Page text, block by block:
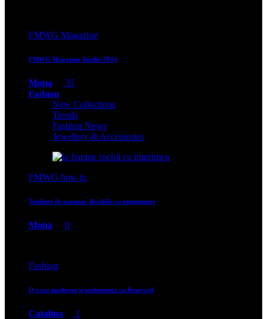
FMWG Magazine
FMWG Magazine Aprilie 2014
Mona 35
Fashion
New Collections
Trends
Fashion News
Jewellery & Accessories
FMWG how to
Tendinte de toamna: Rochiile cu imprimeuri
Mona 0
Fashion
O vara moderna si neobisnuita cu Reserved
Catalina 1